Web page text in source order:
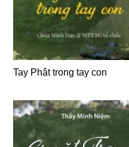
Tay Phật trong tay con